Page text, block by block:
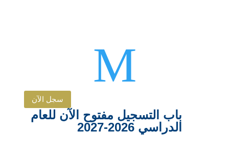
M
سجل الآن
باب التسجيل مفتوح الآن للعام
الدراسي 2026-2027